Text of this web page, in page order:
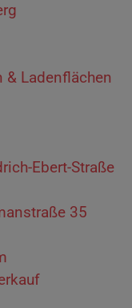
Ladenflächen
Ebert-Straße
35